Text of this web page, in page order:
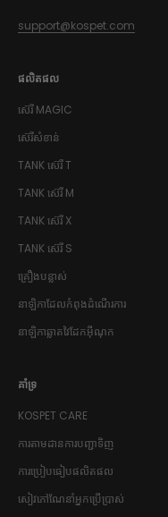
support@kospet.com
ផលិតផល
ស៊េរី MAGIC
ស៊េរីសំខាន់
TANKស៊េរី T
TANKស៊េរី M
TANKស៊េរី X
TANKស៊េរី S
គ្រឿងបន្លាស់
នាឡិកាដែលកំពុងដំណើរការ
នាឡិកាឆ្លាតវៃដែកអ៊ីណុក
គាំទ្រ
KOSPET CARE
ការតាមដានការបញ្ជាទិញ
ការប្រៀបធៀបផលិតផល
សៀវភៅណែនាំអ្នកប្រើប្រាស់